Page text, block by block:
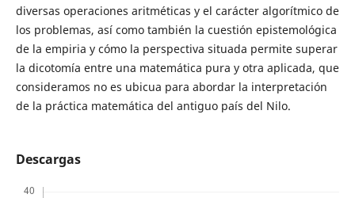
diversas operaciones aritméticas y el carácter algorítmico de
los problemas, así como también la cuestión epistemológica
de la empiria y cómo la perspectiva situada permite superar
la dicotomía entre una matemática pura y otra aplicada, que
consideramos no es ubicua para abordar la interpretación
de la práctica matemática del antiguo país del Nilo.
Descargas